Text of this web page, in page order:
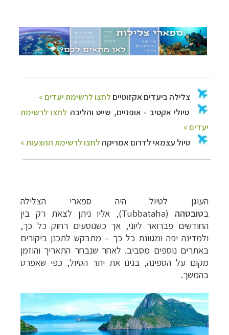
העוגן לטיול היה ספארי הצלילה
בטובטהה (
Tubbataha
), אליו ניתן לצאת רק בין
החודשים פברואר ליוני, אך כשנוסעים רחוק כל כך,
ולמדינה יפה ומגוונת כל כך – מתבקש לתכנן ביקורים
באתרים נוספים מסביב. לאחר שנבחר התאריך והוזמן
מקום על הספינה, בנינו את יתר הטיול, כפי שאפרט
בהמשך.